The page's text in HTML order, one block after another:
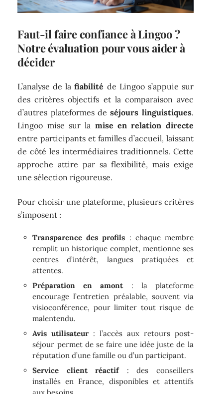
Faut-il faire confiance à Lingoo ?
Notre évaluation pour vous aider à
décider
L’analyse de lafiabilité de Lingoo s’appuie sur
des critères objectifs et la comparaison avec
d’autres plateformes deséjours linguistiques.
Lingoo mise sur la mise en relation directe
entre participants et familles d’accueil, laissant
de côté les intermédiaires traditionnels. Cette
approche attire par sa flexibilité, mais exige
une sélection rigoureuse.
Pour choisir une plateforme, plusieurs critères
s’imposent :
Transparence des profils : chaque membre
remplit un historique complet, mentionne ses
centres d’intérêt, langues pratiquées et
attentes.
Préparation en amont: la plateforme
encourage l’entretien préalable, souvent via
visioconférence, pour limiter tout risque de
malentendu.
Avis utilisateur : l’accès aux retours post-
séjour permet de se faire une idée juste de la
réputation d’une famille ou d’un participant.
Service client réactif: des conseillers
installés en France, disponibles et attentifs